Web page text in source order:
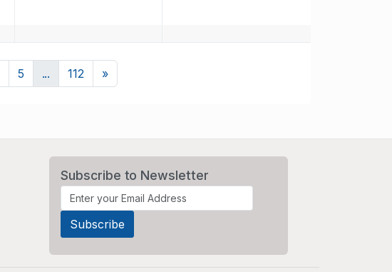
5 ... 112 »Next
Subscribe to Newsletter